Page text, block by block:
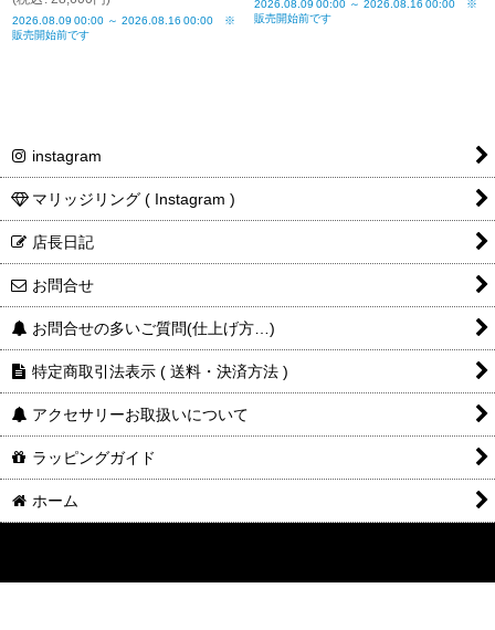
2026.08.09 00:00 ～ 2026.08.16 00:00 ※
販売開始前です
2026.08.09 00:00 ～ 2026.08.16 00:00 ※
販売開始前です
instagram
マリッジリング ( Instagram )
店長日記
お問合せ
お問合せの多いご質問(仕上げ方…)
特定商取引法表示 ( 送料・決済方法 )
アクセサリーお取扱いについて
ラッピングガイド
ホーム